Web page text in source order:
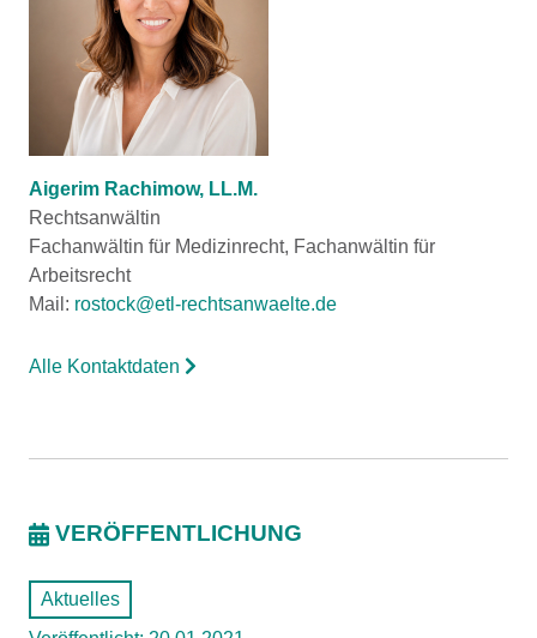
Aigerim Rachimow, LL.M.
Rechtsanwältin
Fachanwältin für Medizinrecht, Fachanwältin für
Arbeitsrecht
Mail: rostock@etl-rechtsanwaelte.de
Alle Kontaktdaten
VERÖFFENTLICHUNG
Aktuelles